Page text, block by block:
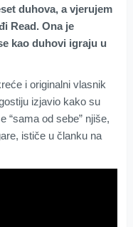
duhova, a vjerujem
Read. Ona je
kao duhovi igraju u
i originalni vlasnik
izjavio kako su
“sama od sebe” njiše,
ističe u članku na